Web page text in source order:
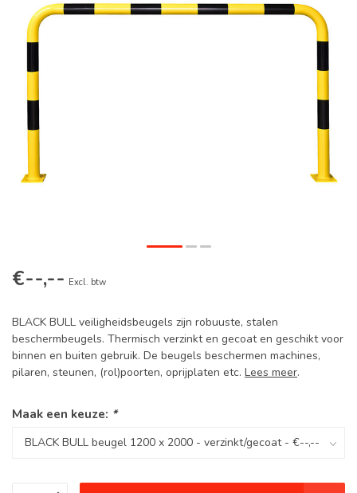
€--,-- Excl. btw
BLACK BULL veiligheidsbeugels zijn robuuste, stalen
beschermbeugels. Thermisch verzinkt en gecoat en geschikt voor
binnen en buiten gebruik. De beugels beschermen machines,
pilaren, steunen, (rol)poorten, oprijplaten etc. Lees meer.
Maak een keuze: *